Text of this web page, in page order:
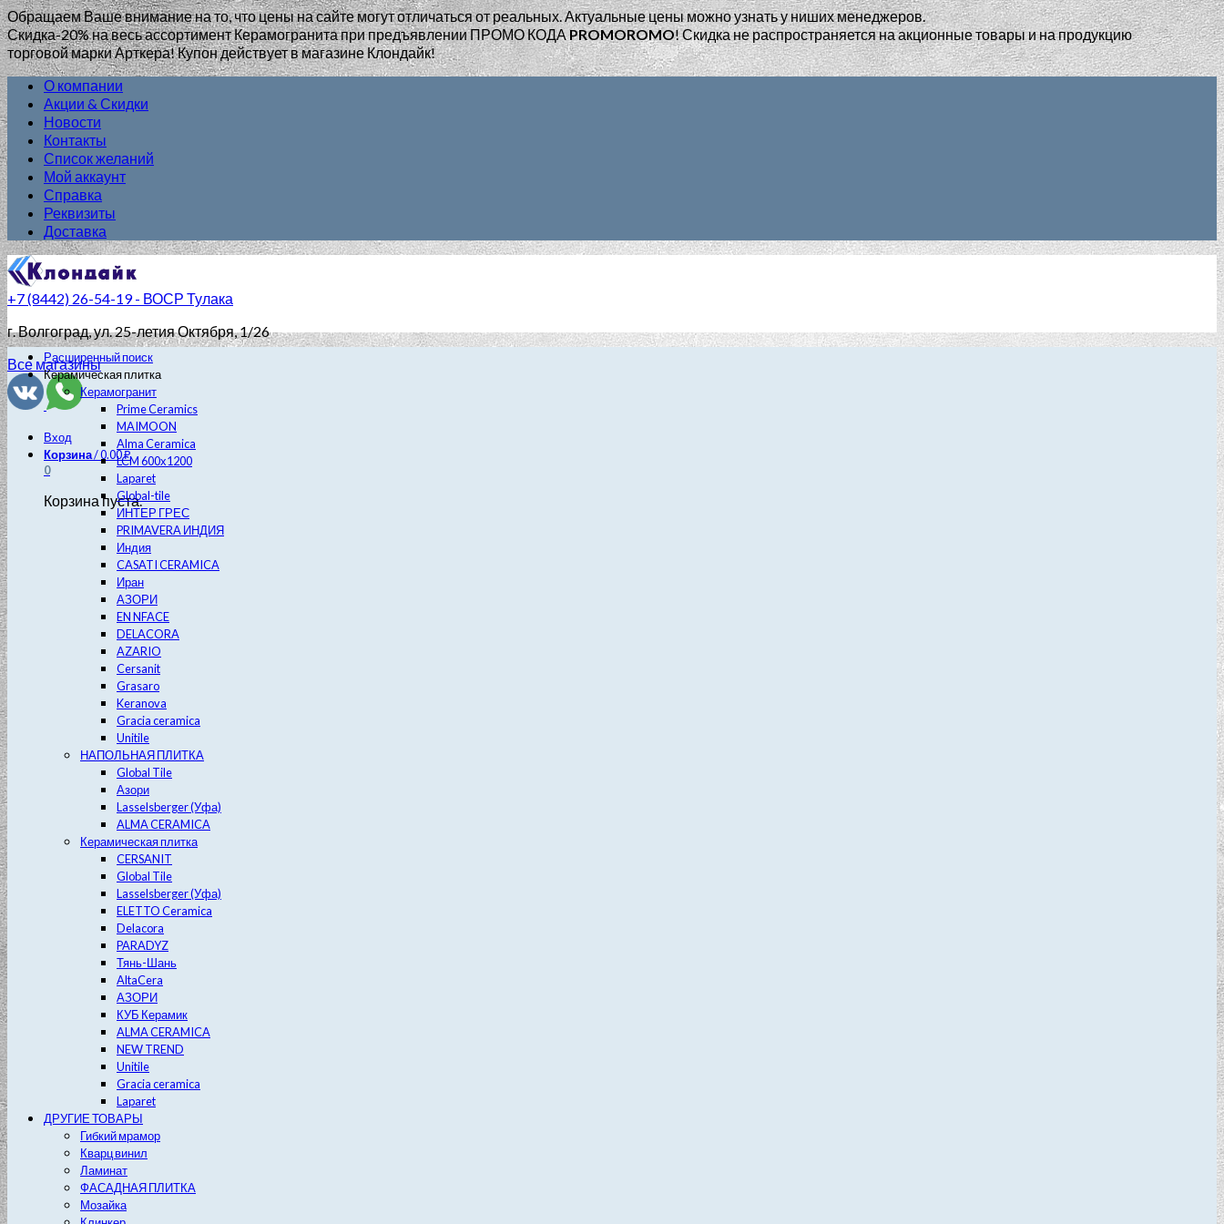
Обращаем Ваше внимание на то, что цены на сайте могут отличаться от реальных. Актуальные цены можно узнать у ниших менеджеров.
Скидка-20% на весь ассортимент Керамогранита при предъявлении ПРОМО КОДАPROMOROMO!Скидка не распространяется на акционные товары и на продукцию
торговой марки Арткера! Купон действует в магазине Клондайк!
О компании
Акции & Скидки
Новости
Контакты
Список желаний
Мой аккаунт
Справка
Реквизиты
Доставка
+7 (8442) 26-54-19 - ВОСР Тулака
г. Волгоград, ул. 25-летия Октября, 1/26
Все магазины
Вход
Корзина/0.00₽
0
Корзина пуста.
Расширенный поиск
Керамическая плитка
Керамогранит
Prime Ceramics
MAIMOON
Alma Ceramica
LCM 600х1200
Laparet
Global-tile
ИНТЕР ГРЕС
PRIMAVERA ИНДИЯ
Индия
CASATI CERAMICA
Иран
АЗОРИ
EN NFACE
DELACORA
AZARIO
Cersanit
Grasaro
Keranova
Gracia ceramica
Unitile
НАПОЛЬНАЯ ПЛИТКА
Global Tile
Азори
Lasselsberger (Уфа)
ALMA CERAMICA
Керамическая плитка
CERSANIT
Global Tile
Lasselsberger (Уфа)
ELETTO Ceramica
Delacora
PARADYZ
Тянь-Шань
AltaCera
АЗОРИ
КУБ Керамик
ALMA CERAMICA
NEW TREND
Unitile
Gracia ceramica
Laparet
ДРУГИЕ ТОВАРЫ
Гибкий мрамор
Кварц винил
Ламинат
ФАСАДНАЯ ПЛИТКА
Мозайка